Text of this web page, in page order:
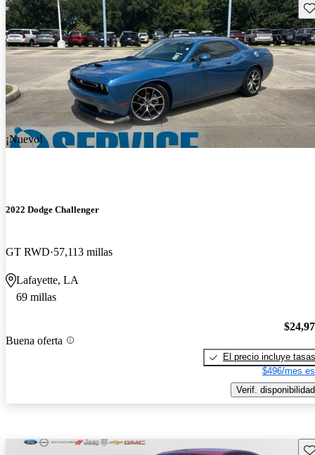
¡Nuevo!
2022 Dodge Challenger
GT RWD 57,113 millas
Lafayette, LA
69 millas
Buena oferta
El precio incluye tasas
$496/mes
Verif. disponibilidad